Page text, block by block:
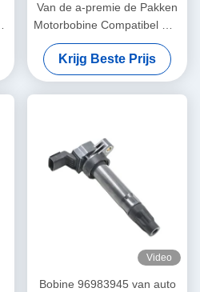
Van de a-premie de Pakken
Motorbobine Compatibel met
-Land Rover Ignition Coil
30684245 0997001070
LR002954
Krijg Beste Prijs
Video
Bobine 96983945 van auto